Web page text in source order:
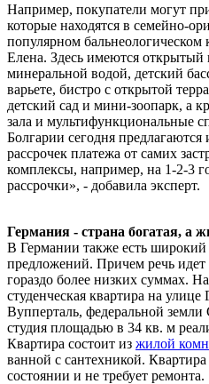
Например, покупатели могут
которые находятся в семейно-
популярном
Елена. Здесь имеются
минеральной водой, детский
варьете, бистро с открытой
детский сад и мини-зоопарк, а
зала и мультифункциональные
Болгарии сегодня
рассрочек платежа от самих
комплексы, например, на 1-2-3
рассрочки», - добавила эксперт.
Германия - страна богатая, а
В Германии также есть
предложений. Причем речь идет
гораздо более низких суммах.
студенческая квартира на улице
Вупперталь, федеральной
студия площадью в 34 кв. м
Квартира состоит из жилой
ванной с сантехникой.
состоянии и не требует ремонта.